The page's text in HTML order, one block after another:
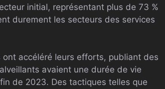
initial, représentant plus de 73 %
durement les secteurs des services
accéléré leurs efforts, publiant des
avaient une durée de vie
de 2023. Des tactiques telles que